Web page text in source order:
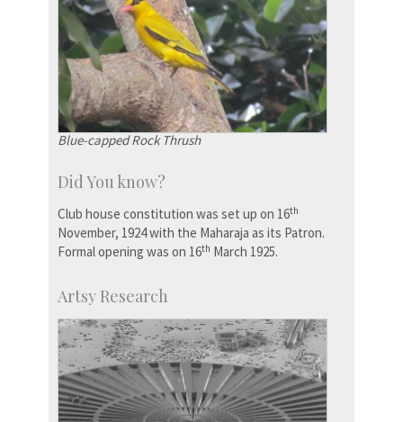
Blue-capped Rock Thrush
Did You know?
Club house constitution was set up on 16th
November, 1924 with the Maharaja as its Patron.
Formal opening was on 16th March 1925.
Artsy Research